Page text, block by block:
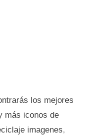
los mejores
más iconos de
imagenes,